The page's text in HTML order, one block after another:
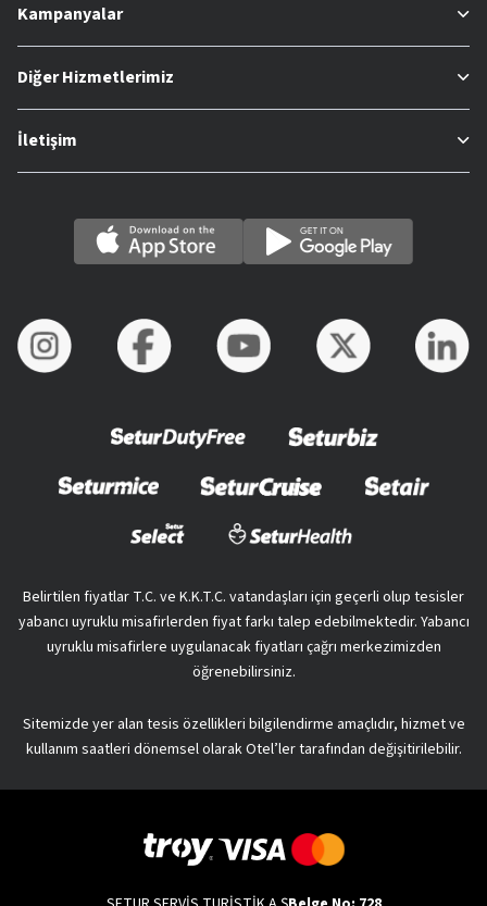
Kampanyalar
Diğer Hizmetlerimiz
İletişim
Belirtilen fiyatlar T.C. ve K.K.T.C. vatandaşları için geçerli olup tesisler
yabancı uyruklu misafirlerden fiyat farkı talep edebilmektedir. Yabancı
uyruklu misafirlere uygulanacak fiyatları çağrı merkezimizden
öğrenebilirsiniz.
Sitemizde yer alan tesis özellikleri bilgilendirme amaçlıdır, hizmet ve
kullanım saatleri dönemsel olarak Otel’ler tarafından değişitirilebilir.